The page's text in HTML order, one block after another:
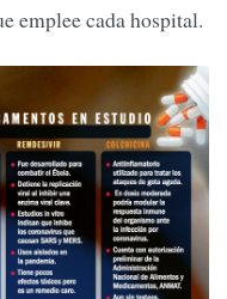
emplee cada hospital.